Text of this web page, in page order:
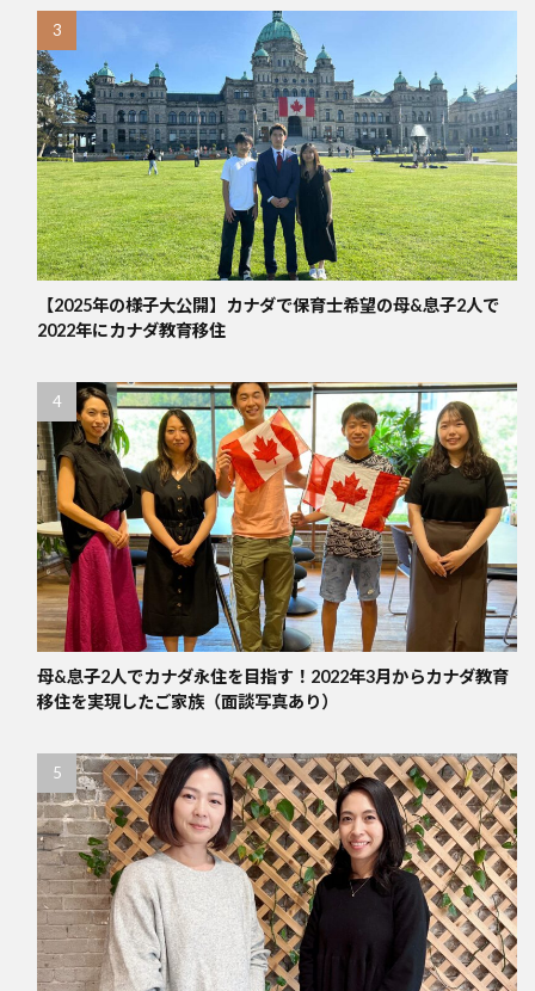
【2025年の様子大公開】カナダで保育士希望の母&息子2人で
2022年にカナダ教育移住
母&息子2人でカナダ永住を目指す！2022年3月からカナダ教育
移住を実現したご家族（面談写真あり）